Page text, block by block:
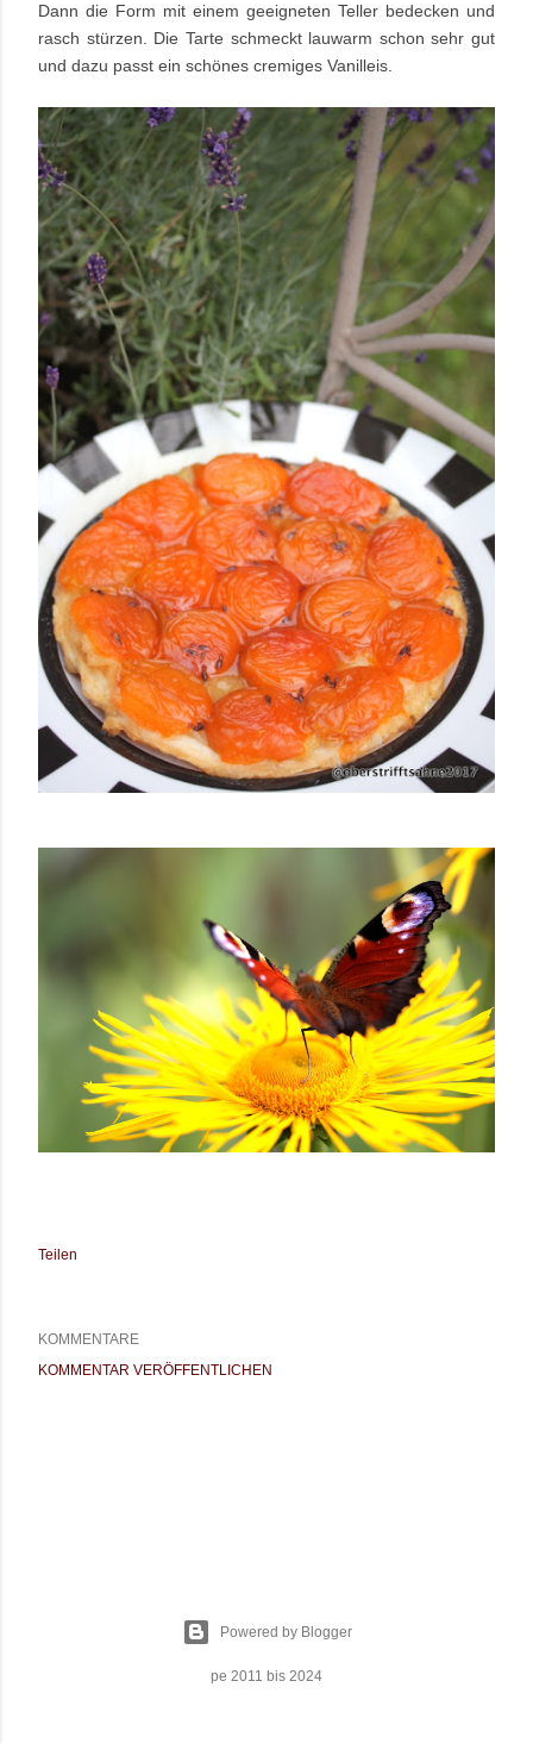
Dann die Form mit einem geeigneten Teller bedecken und
rasch stürzen. Die Tarte schmeckt lauwarm schon sehr gut
und dazu passt ein schönes cremiges Vanilleis.
Teilen
KOMMENTARE
KOMMENTAR VERÖFFENTLICHEN
Powered by Blogger
pe 2011 bis 2024